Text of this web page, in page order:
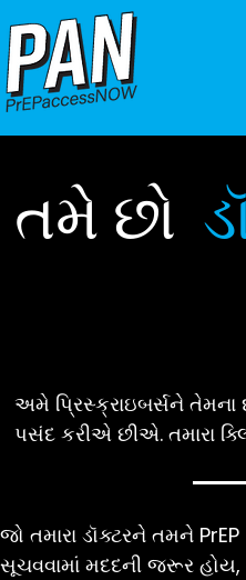
તમે છો
અમે પ્રિસ્ક્રાઇબર્સને તેમના
પસંદ કરીએ છીએ. તમારા
જો તમારા ડૉક્ટરને તમને PrEP
સૂચવવામાં મદદની જરૂર હોય,